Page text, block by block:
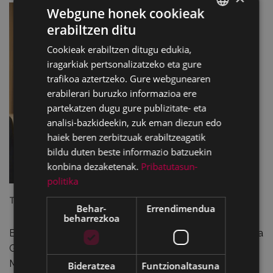
Tomás Arrieta, Argazkia: Noticias de Alava
Elizbarrutiko Idazkaritza Sozialak antolatuta, Inmaculada
Gallastegui katedradunak “Krisi Ekonomikoa eta Lan
Merkatuan duen eragina”z hitz egingo du; Tomas Arrieta
Webgune honek cookieak
erabiltzen ditu
Cookieak erabiltzen ditugu edukia,
iragarkiak pertsonalizatzeko eta gure
trafikoa aztertzeko. Gure webgunearen
erabilerari buruzko informazioa ere
partekatzen dugu gure publizitate- eta
analisi-bazkideekin, zuk eman diezun edo
haiek beren zerbitzuak erabiltzeagatik
bildu duten beste informazio batzuekin
konbina dezaketenak. Pribatutasun-
politika
Behar-
beharrezkoa
Errendimendua
Bideratzea Funtzionaltasuna